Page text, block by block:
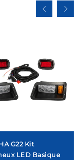
G22 Kit
LED Basique